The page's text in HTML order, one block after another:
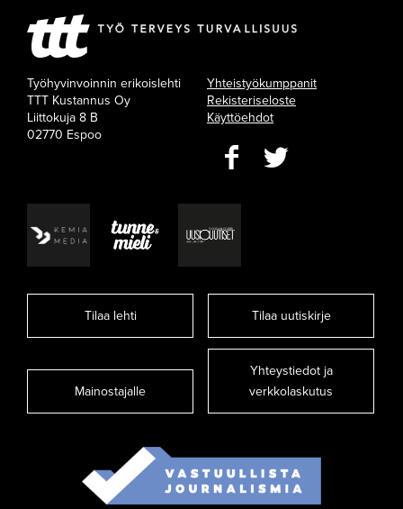
Työhyvinvoinnin erikoislehti
TTT Kustannus Oy
Liittokuja 8 B
02770 Espoo
Yhteistyökumppanit
Rekisteriseloste
Käyttöehdot
Tilaa lehti Tilaa uutiskirje
Mainostajalle
Yhteystiedot ja
verkkolaskutus